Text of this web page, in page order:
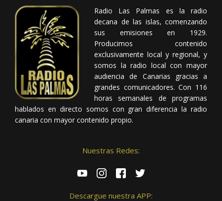
Radio Las Palmas es la radio
decana de las islas, comenzando
sus emisiones en 1929.
Producimos contenido
exclusivamente local y regional, y
somos la radio local con mayor
audiencia de Canarias gracias a
grandes comunicadores. Con 116
horas semanales de programas
hablados en directo somos con gran diferencia la radio
canaria con mayor contenido propio.
Nuestras Redes:
Descargue nuestra APP: